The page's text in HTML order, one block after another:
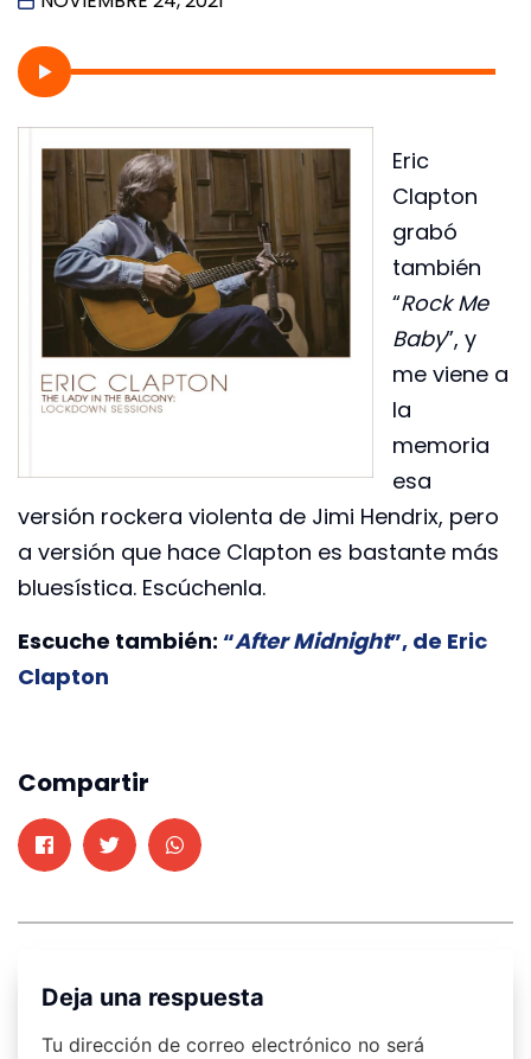
Eric
Clapton
grabó
también
“Rock Me
Baby”, y
me viene a
la
memoria
esa
versión rockera violenta de Jimi Hendrix, pero
a versión que hace Clapton es bastante más
bluesística. Escúchenla.
Escuche también: “After Midnight”, de Eric
Clapton
Compartir
Deja una respuesta
Tu dirección de correo electrónico no será